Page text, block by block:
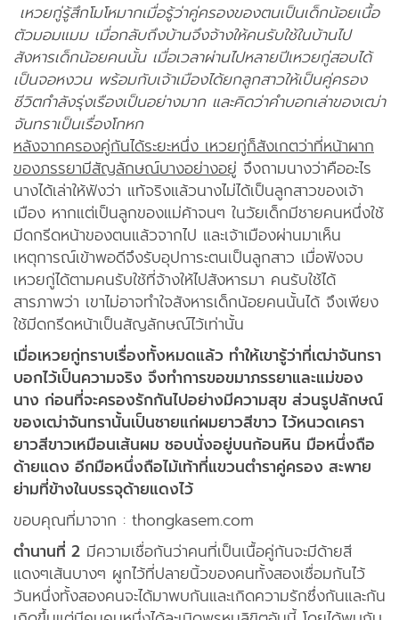
เหวยกู่รู้สึกโมโหมากเมื่อรู้ว่าคู่ครองของตนเป็นเด็กน้อยเนื้อ
ตัวมอมแมม เมื่อกลับถึงบ้านจึงจ้างให้คนรับใช้ในบ้านไป
สังหารเด็กน้อยคนนั้น เมื่อเวลาผ่านไปหลายปีเหวยกู่สอบได้
เป็นจอหงวน พร้อมกับเจ้าเมืองได้ยกลูกสาวให้เป็นคู่ครอง
ชีวิตกำลังรุ่งเรืองเป็นอย่างมาก และคิดว่าคำบอกเล่าของเฒ่า
จันทราเป็นเรื่องโกหก
หลังจากครองคู่กันได้ระยะหนึ่ง เหวยกู่ก็สังเกตว่าที่หน้าผาก
ของภรรยามีสัญลักษณ์บางอย่างอยู่ จึงถามนางว่าคืออะไร
นางได้เล่าให้ฟังว่า แท้จริงแล้วนางไม่ได้เป็นลูกสาวของเจ้า
เมือง หากแต่เป็นลูกของแม่ค้าจนๆ ในวัยเด็กมีชายคนหนึ่งใช้
มีดกรีดหน้าของตนแล้วจากไป และเจ้าเมืองผ่านมาเห็น
เหตุการณ์เข้าพอดีจึงรับอุปการะตนเป็นลูกสาว เมื่อฟังจบ
เหวยกู่ได้ตามคนรับใช้ที่จ้างให้ไปสังหารมา คนรับใช้ได้
สารภาพว่า เขาไม่อาจทำใจสังหารเด็กน้อยคนนั้นได้ จึงเพียง
ใช้มีดกรีดหน้าเป็นสัญลักษณ์ไว้เท่านั้น
เมื่อเหวยกู่ทราบเรื่องทั้งหมดแล้ว ทำให้เขารู้ว่าที่เฒ่าจันทรา
บอกไว้เป็นความจริง จึงทำการขอขมาภรรยาและแม่ของ
นาง ก่อนที่จะครองรักกันไปอย่างมีความสุข ส่วนรูปลักษณ์
ของเฒ่าจันทรานั้นเป็นชายแก่ผมยาวสีขาว ไว้หนวดเครา
ยาวสีขาวเหมือนเส้นผม ชอบนั่งอยู่บนก้อนหิน มือหนึ่งถือ
ด้ายแดง อีกมือหนึ่งถือไม้เท้าที่แขวนตำราคู่ครอง สะพาย
ย่ามที่ข้างในบรรจุด้ายแดงไว้
ขอบคุณที่มาจาก : thongkasem.com
ตำนานที่ 2 มีความเชื่อกันว่าคนที่เป็นเนื้อคู่กันจะมีด้ายสี
แดงๆเส้นบางๆ ผูกไว้ที่ปลายนิ้วของคนทั้งสองเชื่อมกันไว้
วันหนึ่งทั้งสองคนจะได้มาพบกันและเกิดความรักซึ่งกันและกัน